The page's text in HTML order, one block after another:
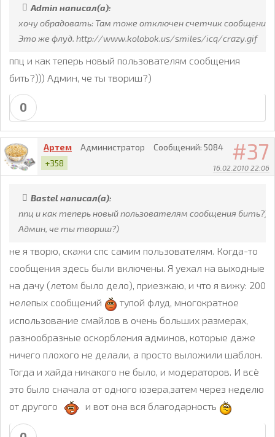
Admin написал(а):
хочу обрадовать: Там тоже отключен счетчик сообщений.
Это же флуд. http://www.kolobok.us/smiles/icq/crazy.gif
ппц и как теперь новый пользователям сообщения
бить?))) Админ, че ты твориш?)
0
37
16.02.2010 22:06
Артем Администратор Сообщений: 5084
+358
Bastel написал(а):
ппц и как теперь новый пользователям сообщения бить?)))
Админ, че ты твориш?)
не я творю, скажи спс самим пользователям. Когда-то
сообщения здесь были включены. Я уехал на выходные
на дачу (летом было дело), приезжаю, и что я вижу: 200
нелепых сообщений
тупой флуд, многократное
использование смайлов в очень больших размерах,
разнообразные оскорбления админов, которые даже
ничего плохого не делали, а просто выложили шаблон.
Тогда и хайда никакого не было, и модераторов. И всё
это было сначала от одного юзера,затем через неделю
от другого
и вот она вся благодарность